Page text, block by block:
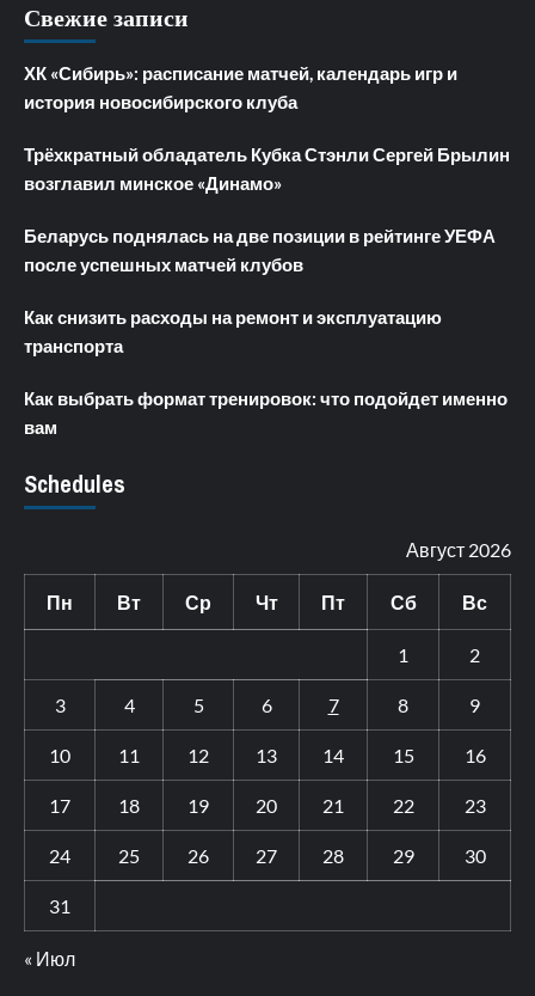
Свежие записи
ХК «Сибирь»: расписание матчей, календарь игр и
история новосибирского клуба
Трёхкратный обладатель Кубка Стэнли Сергей Брылин
возглавил минское «Динамо»
Беларусь поднялась на две позиции в рейтинге УЕФА
после успешных матчей клубов
Как снизить расходы на ремонт и эксплуатацию
транспорта
Как выбрать формат тренировок: что подойдет именно
вам
Schedules
Август 2026
Пн Вт Ср Чт Пт Сб Вс
1 2
3 4 5 6 7 8 9
10 11 12 13 14 15 16
17 18 19 20 21 22 23
24 25 26 27 28 29 30
31
« Июл